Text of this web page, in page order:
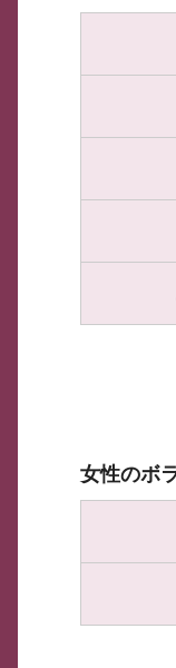
女性のボ